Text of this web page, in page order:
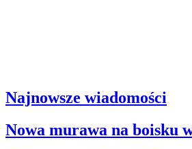
Najnowsze wiadomości
Nowa murawa na boisku